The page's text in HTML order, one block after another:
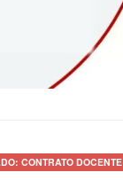
CONTRATO